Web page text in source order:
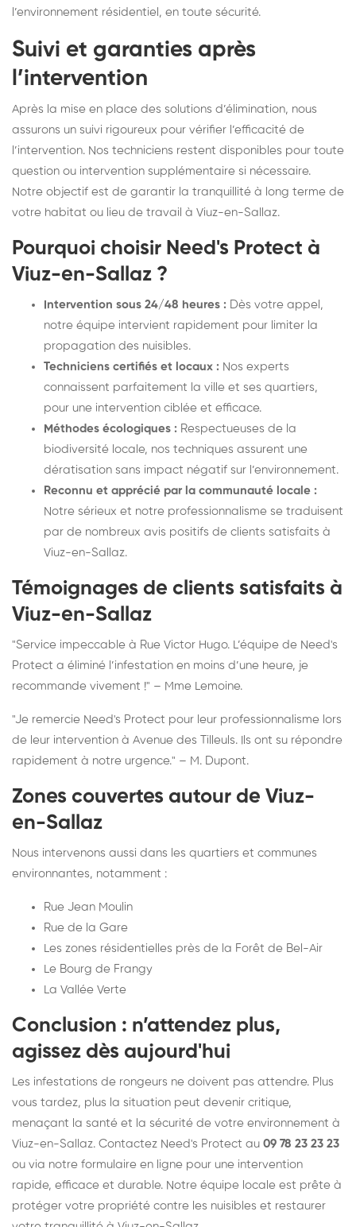
l’environnement résidentiel, en toute sécurité.
Suivi et garanties après
l’intervention
Après la mise en place des solutions d’élimination, nous
assurons un suivi rigoureux pour vérifier l’efficacité de
l’intervention. Nos techniciens restent disponibles pour toute
question ou intervention supplémentaire si nécessaire.
Notre objectif est de garantir la tranquillité à long terme de
votre habitat ou lieu de travail à Viuz-en-Sallaz.
Pourquoi choisir Need's Protect à
Viuz-en-Sallaz ?
Intervention sous 24/48 heures : Dès votre appel,
notre équipe intervient rapidement pour limiter la
propagation des nuisibles.
Techniciens certifiés et locaux : Nos experts
connaissent parfaitement la ville et ses quartiers,
pour une intervention ciblée et efficace.
Méthodes écologiques : Respectueuses de la
biodiversité locale, nos techniques assurent une
dératisation sans impact négatif sur l’environnement.
Reconnu et apprécié par la communauté locale :
Notre sérieux et notre professionnalisme se traduisent
par de nombreux avis positifs de clients satisfaits à
Viuz-en-Sallaz.
Témoignages de clients satisfaits à
Viuz-en-Sallaz
"Service impeccable à Rue Victor Hugo. L’équipe de Need's
Protect a éliminé l’infestation en moins d’une heure, je
recommande vivement !" – Mme Lemoine.
"Je remercie Need's Protect pour leur professionnalisme lors
de leur intervention à Avenue des Tilleuls. Ils ont su répondre
rapidement à notre urgence." – M. Dupont.
Zones couvertes autour de Viuz-
en-Sallaz
Nous intervenons aussi dans les quartiers et communes
environnantes, notamment :
Rue Jean Moulin
Rue de la Gare
Les zones résidentielles près de la Forêt de Bel-Air
Le Bourg de Frangy
La Vallée Verte
Conclusion : n’attendez plus,
agissez dès aujourd'hui
Les infestations de rongeurs ne doivent pas attendre. Plus
vous tardez, plus la situation peut devenir critique,
menaçant la santé et la sécurité de votre environnement à
Viuz-en-Sallaz. Contactez Need's Protect au 09 78 23 23 23
ou via notre formulaire en ligne pour une intervention
rapide, efficace et durable. Notre équipe locale est prête à
protéger votre propriété contre les nuisibles et restaurer